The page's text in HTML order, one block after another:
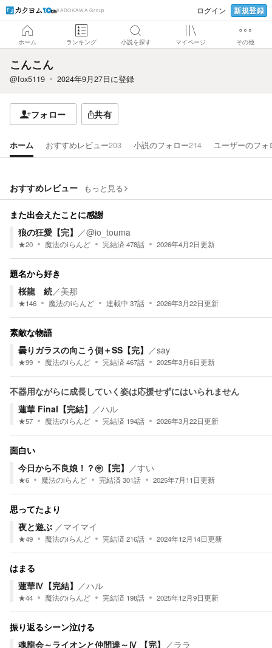
KADOKAWA Group ログイン 新規登録
ホーム ランキング 小説を探す マイページ その他
こんこん
@fox5119 2024年9月27日に登録
フォロー 共有
ホーム おすすめレビュー203 小説のフォロー214 ユーザーのフォ
おすすめレビュー もっと見る
また出会えたことに感謝
狼の狂愛【完】 ／@io_touma
★20 魔法のiらんど 完結済478話 2026年4月2日更新
題名から好き
桜龍 続／美那
★146 魔法のiらんど 連載中 37話 2026年3月22日更新
素敵な物語
曇りガラスの向こう側＋SS【完】 ／say
★99 魔法のiらんど 完結済467話 2025年3月6日更新
不器用ながらに成長していく姿は応援せずにはいられません
蓮華 Final【完結】 ／ハル
★57 魔法のiらんど 完結済 194話 2026年3月22日更新
面白い
今日から不良娘！？㊥【完】 ／すい
★6 魔法のiらんど 完結済301話 2025年7月11日更新
思ってたより
夜と遊ぶ ／マイマイ
★49 魔法のiらんど 完結済216話 2024年12月14日更新
はまる
蓮華Ⅳ【完結】 ／ハル
★44 魔法のiらんど 完結済 198話 2025年12月9日更新
振り返るシーン泣ける
魂龍会～ライオンと仲間達～Ⅳ 【完】 ／ララ